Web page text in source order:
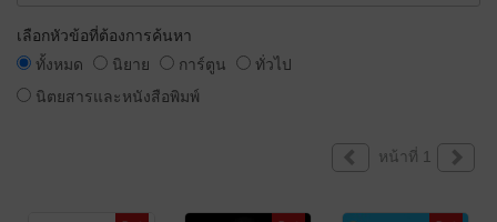
เลือกหัวข้อที่ต้องการค้นหา
ทั้งหมด
นิยาย การ์ตูน
ทั่วไป
นิตยสารและหนังสือพิมพ์
หน้าที่ 1